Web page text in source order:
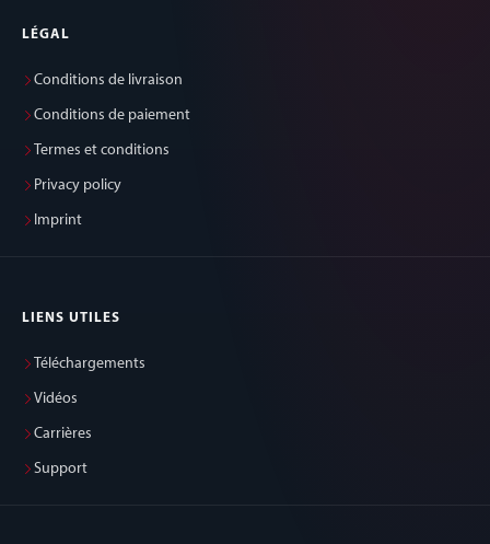
LÉGAL
Conditions de livraison
Conditions de paiement
Termes et conditions
Privacy policy
Imprint
LIENS UTILES
Téléchargements
Vidéos
Carrières
Support